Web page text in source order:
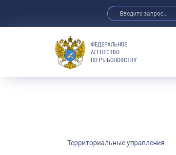
ФЕДЕРАЛЬНОЕ
АГЕНТСТВО
ПО РЫБОЛОВСТВУ
Территориальные управления